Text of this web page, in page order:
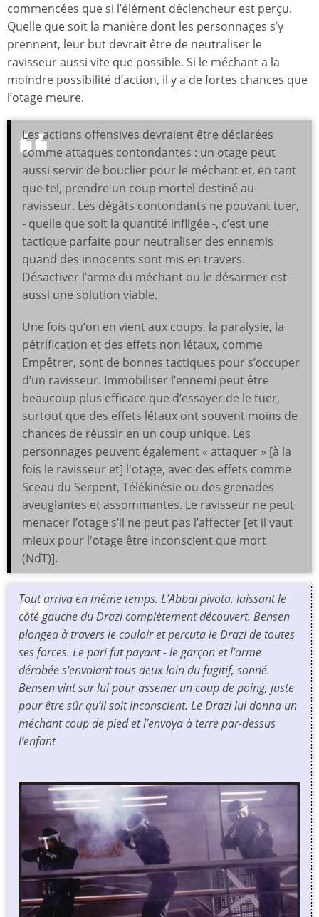
commencées que si l’élément déclencheur est perçu.
Quelle que soit la manière dont les personnages s’y
prennent, leur but devrait être de neutraliser le
ravisseur aussi vite que possible. Si le méchant a la
moindre possibilité d’action, il y a de fortes chances que
l’otage meure.
Les actions offensives devraient être déclarées
comme attaques contondantes : un otage peut
aussi servir de bouclier pour le méchant et, en tant
que tel, prendre un coup mortel destiné au
ravisseur. Les dégâts contondants ne pouvant tuer,
- quelle que soit la quantité infligée -, c’est une
tactique parfaite pour neutraliser des ennemis
quand des innocents sont mis en travers.
Désactiver l’arme du méchant ou le désarmer est
aussi une solution viable.
Une fois qu’on en vient aux coups, la paralysie, la
pétrification et des effets non létaux, comme
Empêtrer, sont de bonnes tactiques pour s’occuper
d’un ravisseur. Immobiliser l’ennemi peut être
beaucoup plus efficace que d’essayer de le tuer,
surtout que des effets létaux ont souvent moins de
chances de réussir en un coup unique. Les
personnages peuvent également « attaquer » [à la
fois le ravisseur et] l'otage, avec des effets comme
Sceau du Serpent, Télékinésie ou des grenades
aveuglantes et assommantes. Le ravisseur ne peut
menacer l’otage s’il ne peut pas l’affecter [et il vaut
mieux pour l'otage être inconscient que mort
(NdT)].
Tout arriva en même temps. L’Abbai pivota, laissant le
côté gauche du Drazi complètement découvert. Bensen
plongea à travers le couloir et percuta le Drazi de toutes
ses forces. Le pari fut payant - le garçon et l’arme
dérobée s’envolant tous deux loin du fugitif, sonné.
Bensen vint sur lui pour assener un coup de poing, juste
pour être sûr qu’il soit inconscient. Le Drazi lui donna un
méchant coup de pied et l’envoya à terre par-dessus
l’enfant